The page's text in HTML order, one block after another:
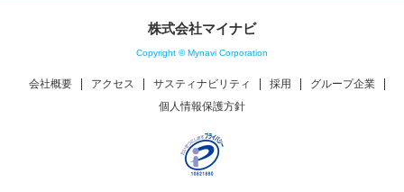
株式会社マイナビ
Copyright © Mynavi Corporation
会社概要 アクセス サスティナビリティ 採用
グループ企業
個人情報保護方針